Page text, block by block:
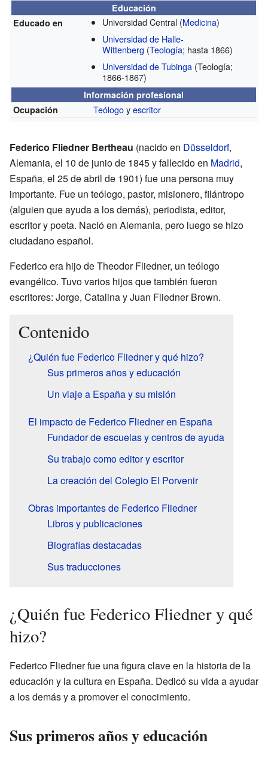
Educación
Educado en
Universidad Central (Medicina)
Universidad de Halle-
Wittenberg (Teología; hasta 1866)
Universidad de Tubinga (Teología;
1866-1867)
Información profesional
Ocupación
Teólogoyescritor
Federico Fliedner Bertheau (nacido en Düsseldorf,
Alemania, el 10 de junio de 1845 y fallecido en Madrid,
España, el 25 de abril de 1901) fue una persona muy
importante. Fue un teólogo, pastor, misionero, filántropo
(alguien que ayuda a los demás), periodista, editor,
escritor y poeta. Nació en Alemania, pero luego se hizo
ciudadano español.
Federico era hijo de Theodor Fliedner, un teólogo
evangélico. Tuvo varios hijos que también fueron
escritores: Jorge, Catalina y Juan Fliedner Brown.
Contenido
¿Quién fue Federico Fliedner y qué hizo?
Sus primeros años y educación
Un viaje a España y su misión
El impacto de Federico Fliedner en España
Fundador de escuelas y centros de ayuda
Su trabajo como editor y escritor
La creación del Colegio El Porvenir
Obras importantes de Federico Fliedner
Libros y publicaciones
Biografías destacadas
Sus traducciones
¿Quién fue Federico Fliedner y qué
hizo?
Federico Fliedner fue una figura clave en la historia de la
educación y la cultura en España. Dedicó su vida a ayudar
a los demás y a promover el conocimiento.
Sus primeros años y educación